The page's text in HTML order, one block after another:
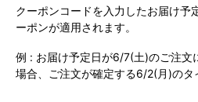
クーポンコードを入力したお届け予
ーポンが適用されます。
例 : お届け予定日が6/7(土)のご注文
場合、ご注文が確定する6/2(月)のタ